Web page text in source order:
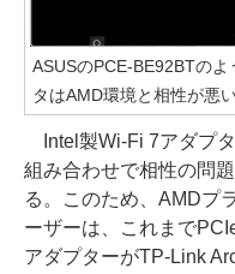
ASUSのPCE-BE92BTの
タはAMD環境と相性が悪
Intel製Wi-Fi 7アダプ
組み合わせで相性の問
る。このため、AMDプ
ーザーは、これまで
アダプターがTP-Link